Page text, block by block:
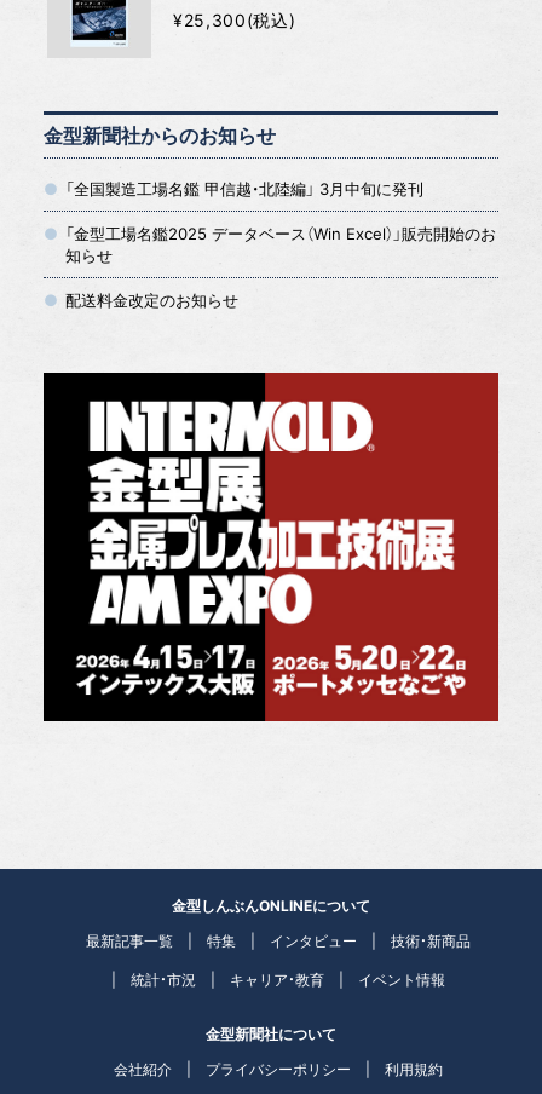
¥25,300(税込)
金型新聞社からのお知らせ
「全国製造工場名鑑 甲信越・北陸編」 3月中旬に発刊
「金型工場名鑑2025 データベース（Win Excel）」販売開始のお
知らせ
配送料金改定のお知らせ
金型しんぶんONLINEについて
最新記事一覧
特集 インタビュー 技術・新商品
統計・市況 キャリア・教育 イベント情報
金型新聞社について
会社紹介
プライバシーポリシー 利用規約